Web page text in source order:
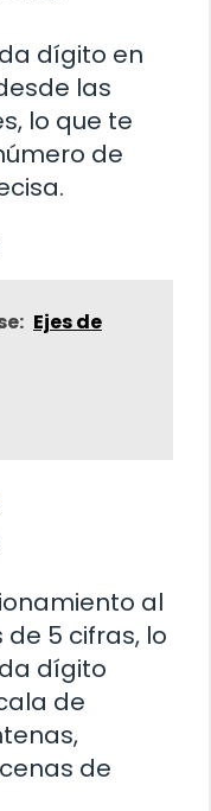
dígito en
las
lo que te
de
Ejes de
al
5 cifras, lo
dígito
de
de